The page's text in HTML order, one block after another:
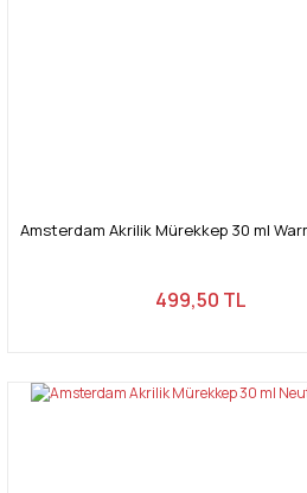
Amsterdam Akrilik Mürekkep 30 ml
499,50 TL